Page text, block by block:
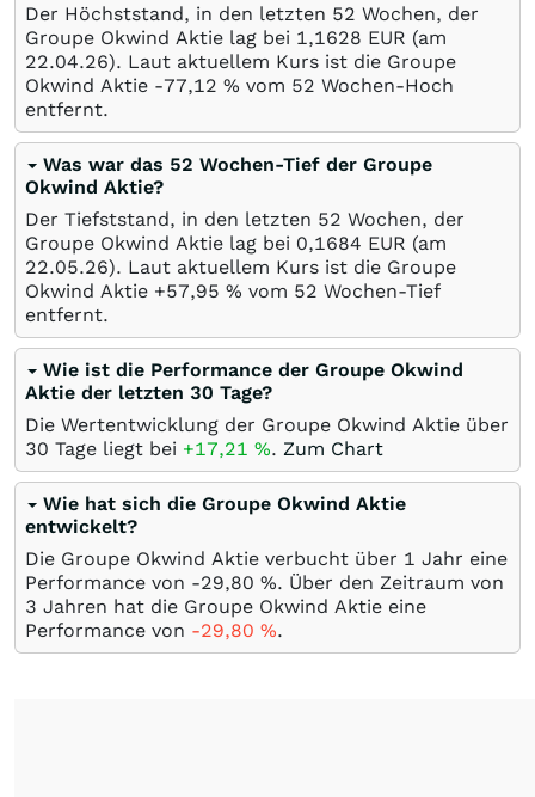
Der Höchststand, in den letzten 52 Wochen, der
Groupe Okwind Aktie lag bei 1,1628 EUR (am
22.04.26). Laut aktuellem Kurs ist die Groupe
Okwind Aktie -77,12 % vom 52 Wochen-Hoch
entfernt.
Was war das 52 Wochen-Tief der Groupe
Okwind Aktie?
Der Tiefststand, in den letzten 52 Wochen, der
Groupe Okwind Aktie lag bei 0,1684 EUR (am
22.05.26). Laut aktuellem Kurs ist die Groupe
Okwind Aktie +57,95 % vom 52 Wochen-Tief
entfernt.
Wie ist die Performance der Groupe Okwind
Aktie der letzten 30 Tage?
Die Wertentwicklung der Groupe Okwind Aktie über
30 Tage liegt bei +17,21 %. Zum Chart
Wie hat sich die Groupe Okwind Aktie
entwickelt?
Die Groupe Okwind Aktie verbucht über 1 Jahr eine
Performance von -29,80 %. Über den Zeitraum von
3 Jahren hat die Groupe Okwind Aktie eine
Performance von -29,80 %.